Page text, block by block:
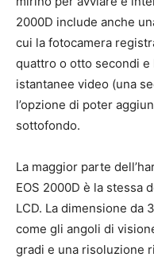
2000D include anche
cui la fotocamera
quattro o otto secondi e
istantanee video (una
l’opzione di poter
sottofondo.
La maggior parte
EOS 2000D è la stessa
LCD. La dimensione da
come gli angoli di
gradi e una risoluzione